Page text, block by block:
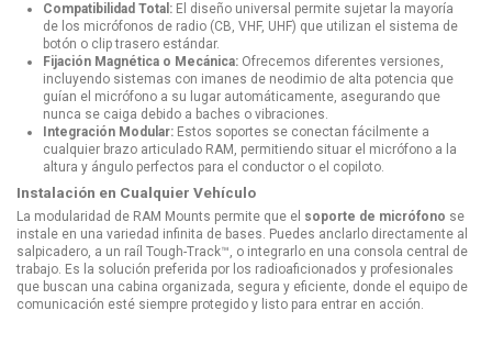
Compatibilidad Total: El diseño universal permite sujetar la mayoría
de los micrófonos de radio (CB, VHF, UHF) que utilizan el sistema de
botón o clip trasero estándar.
Fijación Magnética o Mecánica: Ofrecemos diferentes versiones,
incluyendo sistemas con imanes de neodimio de alta potencia que
guían el micrófono a su lugar automáticamente, asegurando que
nunca se caiga debido a baches o vibraciones.
Integración Modular: Estos soportes se conectan fácilmente a
cualquier brazo articulado RAM, permitiendo situar el micrófono a la
altura y ángulo perfectos para el conductor o el copiloto.
Instalación en Cualquier Vehículo
La modularidad de RAM Mounts permite que el soporte de micrófono se
instale en una variedad infinita de bases. Puedes anclarlo directamente al
salpicadero, a un raíl Tough-Track™, o integrarlo en una consola central de
trabajo. Es la solución preferida por los radioaficionados y profesionales
que buscan una cabina organizada, segura y eficiente, donde el equipo de
comunicación esté siempre protegido y listo para entrar en acción.